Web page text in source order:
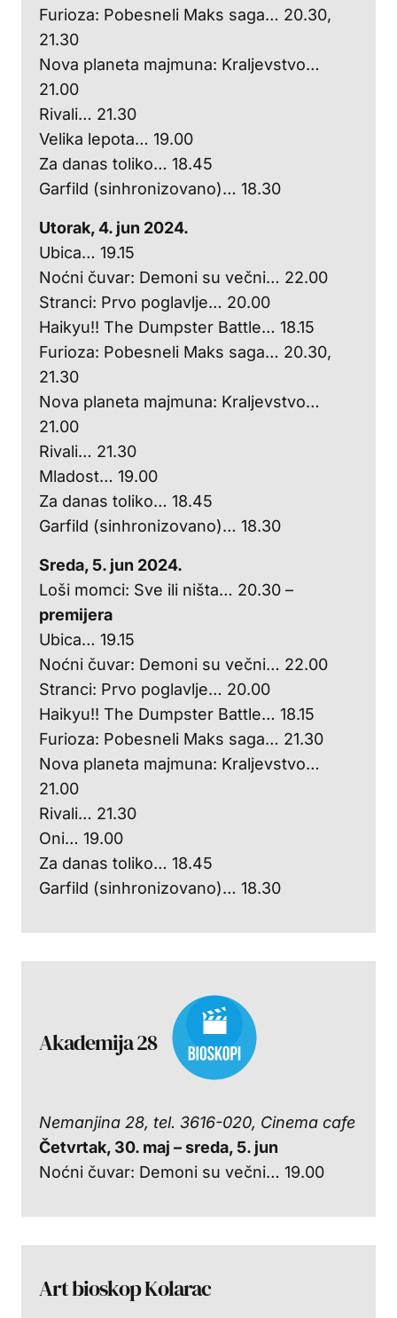
Furioza: Pobesneli Maks saga… 20.30,
21.30
Nova planeta majmuna: Kraljevstvo…
21.00
Rivali… 21.30
Velika lepota… 19.00
Za danas toliko… 18.45
Garfild (sinhronizovano)… 18.30
Utorak, 4. jun 2024.
Ubica… 19.15
Noćni čuvar: Demoni su večni… 22.00
Stranci: Prvo poglavlje… 20.00
Haikyu!! The Dumpster Battle… 18.15
Furioza: Pobesneli Maks saga… 20.30,
21.30
Nova planeta majmuna: Kraljevstvo…
21.00
Rivali… 21.30
Mladost… 19.00
Za danas toliko… 18.45
Garfild (sinhronizovano)… 18.30
Sreda, 5. jun 2024.
Loši momci: Sve ili ništa… 20.30 –
premijera
Ubica… 19.15
Noćni čuvar: Demoni su večni… 22.00
Stranci: Prvo poglavlje… 20.00
Haikyu!! The Dumpster Battle… 18.15
Furioza: Pobesneli Maks saga… 21.30
Nova planeta majmuna: Kraljevstvo…
21.00
Rivali… 21.30
Oni… 19.00
Za danas toliko… 18.45
Garfild (sinhronizovano)… 18.30
Akademija 28
Nemanjina 28, tel. 3616-020, Cinema cafe
Četvrtak, 30. maj – sreda, 5. jun
Noćni čuvar: Demoni su večni… 19.00
Art bioskop Kolarac